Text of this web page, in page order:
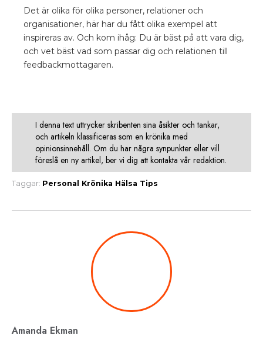
Det är olika för olika personer, relationer och
organisationer, här har du fått olika exempel att
inspireras av. Och kom ihåg: Du är bäst på att vara dig,
och vet bäst vad som passar dig och relationen till
feedbackmottagaren.
I denna text uttrycker skribenten sina åsikter och tankar,
och artikeln klassificeras som en krönika med
opinionsinnehåll. Om du har några synpunkter eller vill
föreslå en ny artikel, ber vi dig att kontakta vår redaktion.
Taggar: Personal Krönika Hälsa Tips
Amanda Ekman